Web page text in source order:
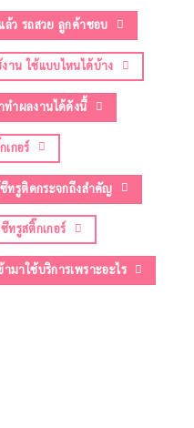
ล้ว รถสวย ลูกค้าชอบ
าน ใช้แบบไหนได้บ้าง
ทำผลงานได้ดังนี้
เกอร์
ซีทรูติดกระจกถึงสำคัญ
ทรูสติ๊กเกอร์
มาใช้บริการเพราะอะไร